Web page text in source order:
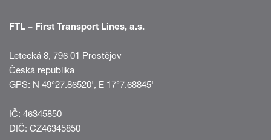
FTL – First Transport Lines, a.s.
Letecká 8, 796 01 Prostějov
Česká republika
GPS: N 49°27.86520', E 17°7.68845'
IČ: 46345850
DIČ: CZ46345850